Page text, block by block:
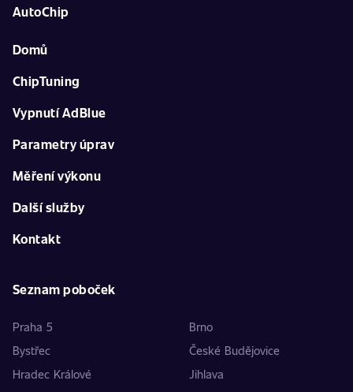
AutoChip
Domů
ChipTuning
Vypnutí AdBlue
Parametry úprav
Měření výkonu
Další služby
Kontakt
Seznam poboček
Praha 5
Brno
Bystřec
České Budějovice
Hradec Králové
Jihlava